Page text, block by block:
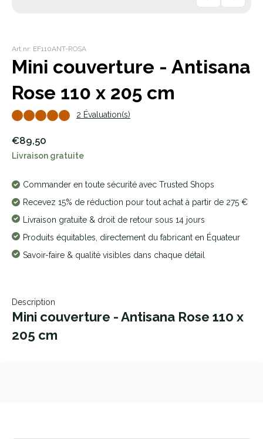
Art.nr: EF110ANT-ROSA
Mini couverture - Antisana
Rose 110 x 205 cm
2 Évaluation(s)
€89,50
Livraison gratuite
Commander en toute sécurité avec Trusted Shops
Recevez 15% de réduction pour tout achat à partir de 275 €
Livraison gratuite & droit de retour sous 14 jours
Produits équitables, directement du fabricant en Équateur
Savoir-faire & qualité visibles dans chaque détail
Description
Mini couverture - Antisana Rose 110 x
205 cm